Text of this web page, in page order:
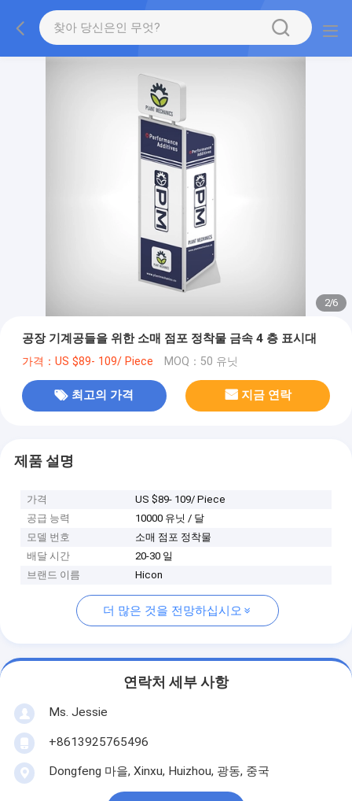
2/6
공장 기계공들을 위한 소매 점포 정착물 금속 4 층 표시대
가격：US $89- 109/ Piece MOQ：50 유닛
최고의 가격 지금 연락
제품 설명
가격
US $89- 109/ Piece
공급 능력
10000 유닛 / 달
모델 번호
소매 점포 정착물
배달 시간
20-30 일
브랜드 이름
Hicon
더 많은 것을 전망하십시오
연락처 세부 사항
Ms. Jessie
+8613925765496
Dongfeng 마을, Xinxu, Huizhou, 광동, 중국